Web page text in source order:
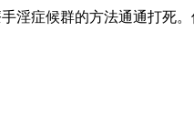
淫症候群的方法通通打死